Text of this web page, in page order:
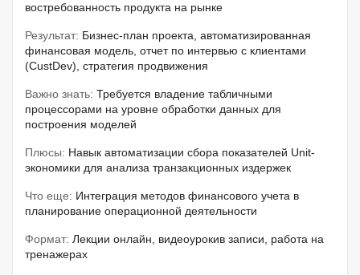
востребованность продукта на рынке
Результат: Бизнес-план проекта, автоматизированная
финансовая модель, отчет по интервью с клиентами
(CustDev), стратегия продвижения
Важно знать: Требуется владение табличными
процессорами на уровне обработки данных для
построения моделей
Плюсы: Навык автоматизации сбора показателей Unit-
экономики для анализа транзакционных издержек
Что еще: Интеграция методов финансового учета в
планирование операционной деятельности
Формат: Лекции онлайн, видеоурокив записи, работа на
тренажерах